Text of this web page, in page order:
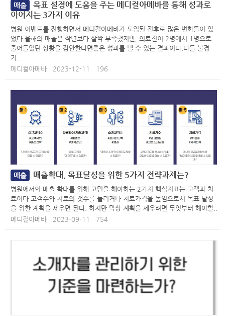
매출
목표 설정에 도움을 주는 메디컬아메바를 통해 성과로
이어지는 3가지 이유
병원 이벤트를 진행하면서 메디컬아메바가 도입된 전후로 많은 변화들이 있
었다.올해의 매출은 작년보다 살짝 부족했지만, 의료진이 2명에서 1명으로
줄어들었던 상황을 감안한다면좋은 성과를 낼 수 있는 결과이다.다들 불경
기..
메디컬아메바
2023-12-11 196
매출 매출확대, 목표달성을 위한 5가지 전략과제는?
병원에서의 매출 확대를 위해 고민을 해야하는 2가지 핵심지표는 고객과 치
료이다.고객수와 치료의 갯수를 늘리거나 치료가격을 높임으로서 목표 달성
을 위한 계획을 세우면 된다. 하지만 막상 계획을 세우려면 무엇부터 해야할..
메디컬아메바
2023-09-11 754